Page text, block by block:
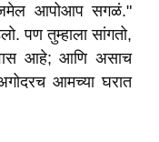
जमेल आपोआप सगळं."
पण तुम्हाला सांगतो,
आहे; आणि असाच
आमच्या घरात